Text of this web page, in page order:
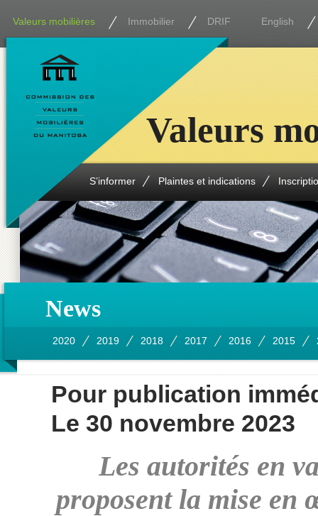
Valeurs mobilières Immobilier DRIF English
S’informer Plaintes et indications
Valeurs
News
2020 2019 2018 2017 2016 2015
Pour publication
Le 30 novembre 2023
Les autorités en
proposent la mise en